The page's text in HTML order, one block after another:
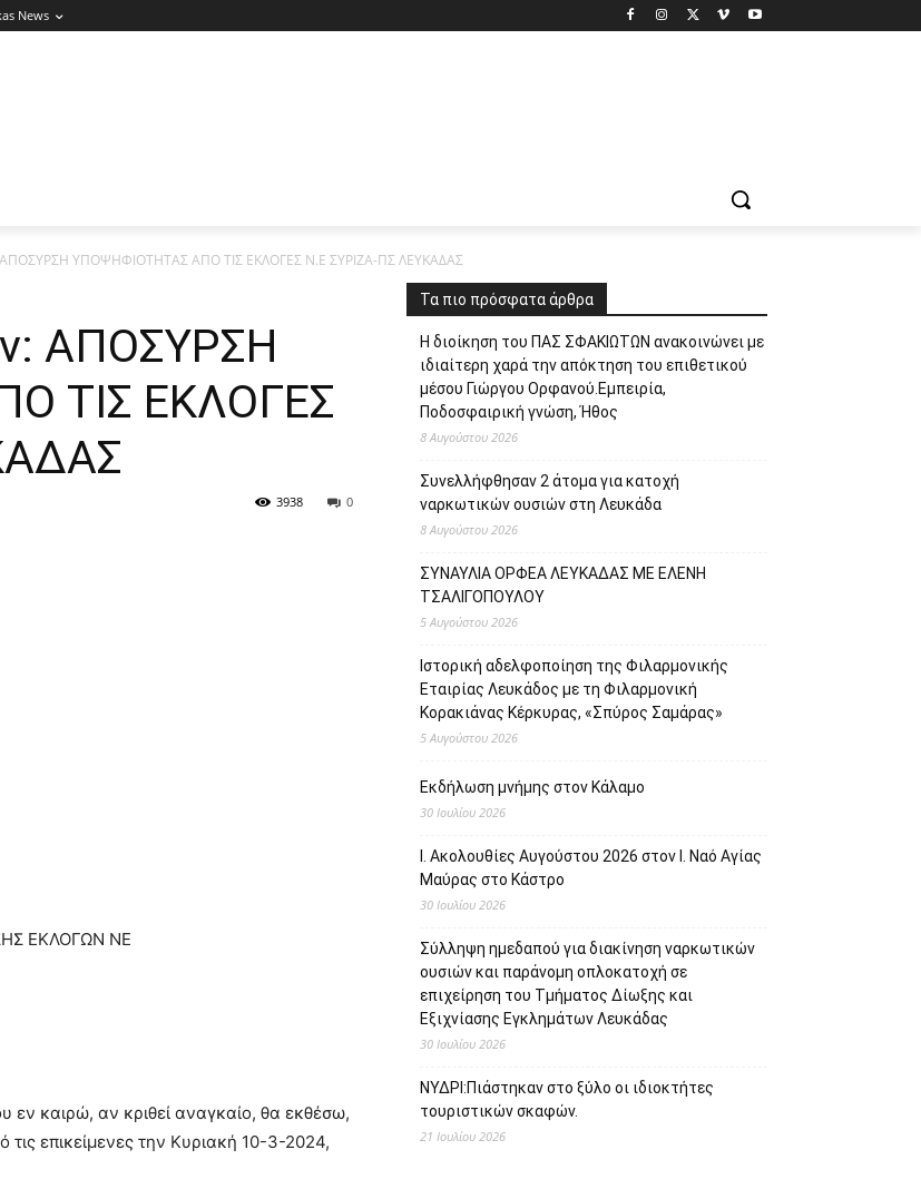
News
ΑΠΟΣΥΡΣΗ ΥΠΟΨΗΦΙΟΤΗΤΑΣ ΑΠΟ ΤΙΣ ΕΚΛΟΓΕΣ Ν.Ε ΣΥΡΙΖΑ-ΠΣ ΛΕΥΚΑΔΑΣ
ΑΠΟΣΥΡΣΗ
ΤΙΣ ΕΚΛΟΓΕΣ
0
3938
ΕΚΛΟΓΩΝ ΝΕ
εν καιρώ, αν κριθεί αναγκαίο, θα εκθέσω,
επικείμενες την Κυριακή 10-3-2024,
Τα πιο πρόσφατα άρθρα
Η διοίκηση του ΠΑΣ ΣΦΑΚΙΩΤΩΝ ανακοινώνει με
ιδιαίτερη χαρά την απόκτηση του επιθετικού
μέσου Γιώργου Ορφανού.Εμπειρία,
Ποδοσφαιρική γνώση, Ήθος
8 Αυγούστου 2026
Συνελλήφθησαν 2 άτομα για κατοχή
ναρκωτικών ουσιών στη Λευκάδα
8 Αυγούστου 2026
ΣΥΝΑΥΛΙΑ ΟΡΦΕΑ ΛΕΥΚΑΔΑΣ ΜΕ ΕΛΕΝΗ
ΤΣΑΛΙΓΟΠΟΥΛΟΥ
5 Αυγούστου 2026
Ιστορική αδελφοποίηση της Φιλαρμονικής
Εταιρίας Λευκάδος με τη Φιλαρμονική
Κορακιάνας Κέρκυρας, «Σπύρος Σαμάρας»
5 Αυγούστου 2026
Εκδήλωση μνήμης στον Κάλαμο
30 Ιουλίου 2026
Ι. Ακολουθίες Αυγούστου 2026 στον Ι. Ναό Αγίας
Μαύρας στο Κάστρο
30 Ιουλίου 2026
Σύλληψη ημεδαπού για διακίνηση ναρκωτικών
ουσιών και παράνομη οπλοκατοχή σε
επιχείρηση του Τμήματος Δίωξης και
Εξιχνίασης Εγκλημάτων Λευκάδας
30 Ιουλίου 2026
ΝΥΔΡΙ:Πιάστηκαν στο ξύλο οι ιδιοκτήτες
τουριστικών σκαφών.
21 Ιουλίου 2026